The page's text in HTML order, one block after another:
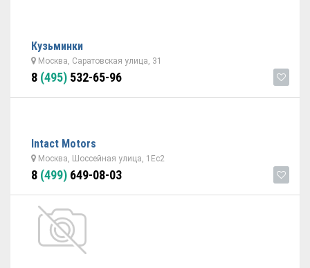
Кузьминки
Москва, Саратовская улица, 31
8 (495) 532-65-96
Intact Motors
Москва, Шоссейная улица, 1Ес2
8 (499) 649-08-03